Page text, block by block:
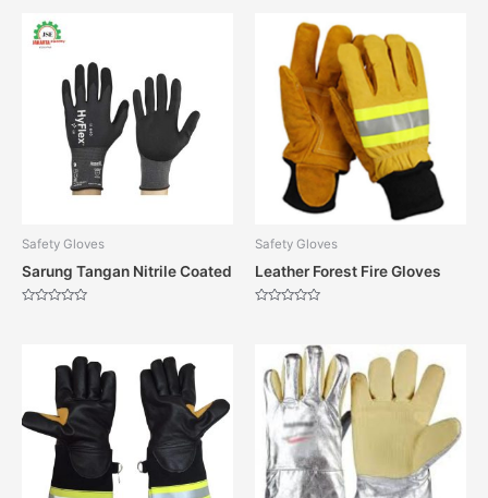
Safety Gloves
Sarung Tangan Nitrile Coated
Safety Gloves
Leather Forest Fire Gloves